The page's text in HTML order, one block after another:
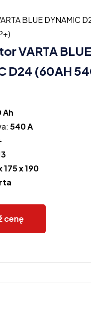
VARTA BLUE
D24 (60AH
Ah
540 A
175 x 190
cenę